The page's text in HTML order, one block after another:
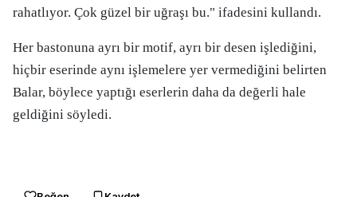
rahatlıyor. Çok güzel bir uğraşı bu." ifadesini kullandı.
Her bastonuna ayrı bir motif, ayrı bir desen işlediğini,
hiçbir eserinde aynı işlemelere yer vermediğini belirten
Balar, böylece yaptığı eserlerin daha da değerli hale
geldiğini söyledi.